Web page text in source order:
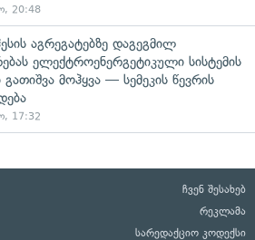
20:48
აგრეგატებზე დაგეგმილ
ელექტროენერგეტიკული სისტემის
მოჰყვა — სემეკის წევრის
17:32
ჩვენ შესახებ
რეკლამა
სარედაქციო კოდექსი